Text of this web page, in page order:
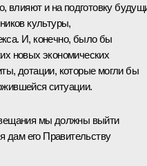
влияют и на подготовку
культуры,
И, конечно, было бы
новых экономических
дотации, которые могли бы
ситуации.
мы должны выйти
дам его Правительству